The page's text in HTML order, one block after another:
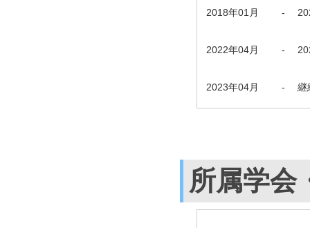
2018年01月 -
2022年04月 -
2023年04月 - 継
所属学会